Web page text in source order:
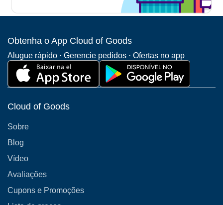
(292 Entregas ) (31 Entregas )
Ver todos os bairros de Kissimmee
Obtenha o App Cloud of Goods
Alugue rápido · Gerencie pedidos · Ofertas no app
Cloud of Goods
Sobre
Blog
Vídeo
Avaliações
Cupons e Promoções